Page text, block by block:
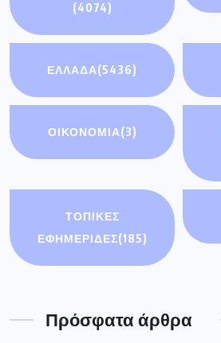
(4074)
ΕΛΛΑΔΑ(5436)
ΟΙΚΟΝΟΜΊΑ(3)
ΤΟΠΙΚΕΣ
ΕΦΗΜΕΡΙΔΕΣ(185)
Πρόσφατα άρθρα